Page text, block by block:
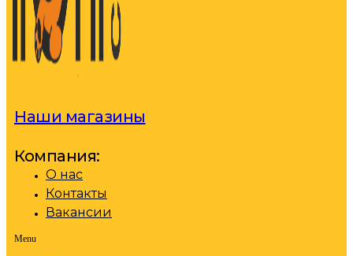
Наши магазины
Компания:
О нас
Контакты
Вакансии
Menu